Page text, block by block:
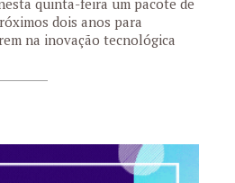
quinta-feira um pacote de
dois anos para
na inovação tecnológica